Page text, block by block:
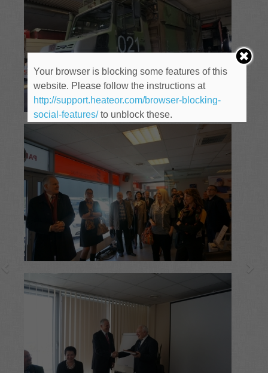
Your browser is blocking some features of this
website. Please follow the instructions at
http://support.heateor.com/browser-blocking-
social-features/to unblock these.